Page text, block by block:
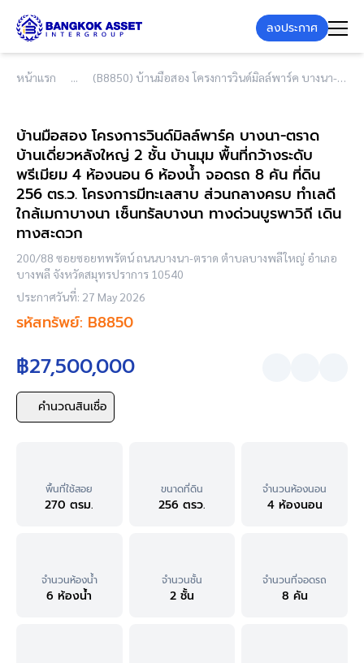
ลงประกาศ
หน้าแรก (B8850) บ้านมือสอง โครงการวินด์มิลล์พาร์ค บางนา-ตราด บ้านเดี่ยวหลังใหญ่ 2 ชั้น บ้านมุม พื้นที่กว้างระดับพรีเมียม 4 ห้องนอน 6 ห้องน้ำ จอดรถ 8 คัน ที่ดิน 256 ตร.ว. โครงการมีทะเลสาบ ส่วนกลางครบ ทำเลดีใกล้เมกาบางนา เซ็นทรัลบางนา ทางด่วนบูรพาวิถี เดินทางสะดวก
บ้านมือสอง โครงการวินด์มิลล์พาร์ค บางนา-ตราด
บ้านเดี่ยวหลังใหญ่ 2 ชั้น บ้านมุม พื้นที่กว้างระดับ
พรีเมียม 4 ห้องนอน 6 ห้องน้ำ จอดรถ 8 คัน ที่ดิน
256 ตร.ว. โครงการมีทะเลสาบ ส่วนกลางครบ ทำเลดี
ใกล้เมกาบางนา เซ็นทรัลบางนา ทางด่วนบูรพาวิถี เดิน
ทางสะดวก
200/88 ซอยซอยทพรัตน์ ถนนบางนา-ตราด ตำบลบางพลีใหญ่ อำเภอ
บางพลี จังหวัดสมุทรปราการ 10540
ประกาศวันที่: 27 May 2026
รหัสทรัพย์: B8850
฿27,500,000
คำนวณสินเชื่อ
พื้นที่ใช้สอย
270 ตรม.
ขนาดที่ดิน
256 ตรว.
จำนวนห้องนอน
4 ห้องนอน
จำนวนห้องน้ำ
6 ห้องน้ำ
จำนวนชั้น
2 ชั้น
จำนวนที่จอดรถ
8 คัน